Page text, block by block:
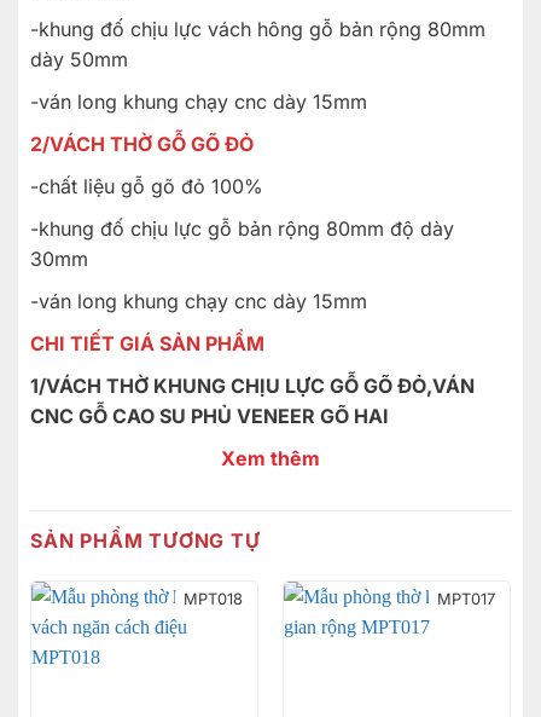
-khung đố chịu lực vách hông gỗ bản rộng 80mm
dày 50mm
-ván long khung chạy cnc dày 15mm
2/VÁCH THỜ GỖ GÕ ĐỎ
-chất liệu gỗ gõ đỏ 100%
-khung đố chịu lực gỗ bản rộng 80mm độ dày
30mm
-ván long khung chạy cnc dày 15mm
CHI TIẾT GIÁ SẢN PHẨM
1/VÁCH THỜ KHUNG CHỊU LỰC GỖ GÕ ĐỎ,VÁN
CNC GỖ CAO SU PHỦ VENEER GÕ HAI
3TR/MÉT VUÔNG
Xem thêm
SẢN PHẨM TƯƠNG TỰ
MPT018 MPT017